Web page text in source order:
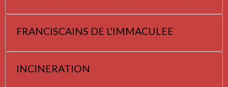
FRANCISCAINS DE L'IMMACULEE
INCINERATION